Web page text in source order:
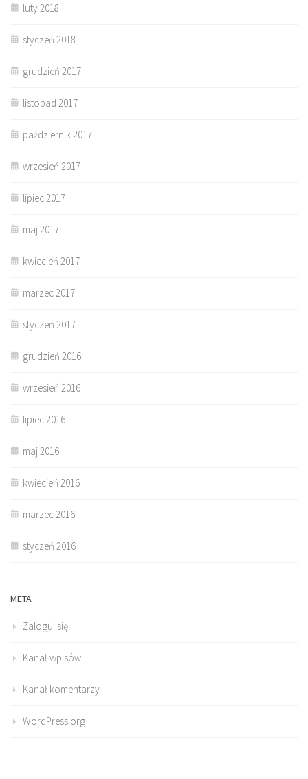
luty 2018
styczeń 2018
grudzień 2017
listopad 2017
październik 2017
wrzesień 2017
lipiec 2017
maj 2017
kwiecień 2017
marzec 2017
styczeń 2017
grudzień 2016
wrzesień 2016
lipiec 2016
maj 2016
kwiecień 2016
marzec 2016
styczeń 2016
META
Zaloguj się
Kanał wpisów
Kanał komentarzy
WordPress.org